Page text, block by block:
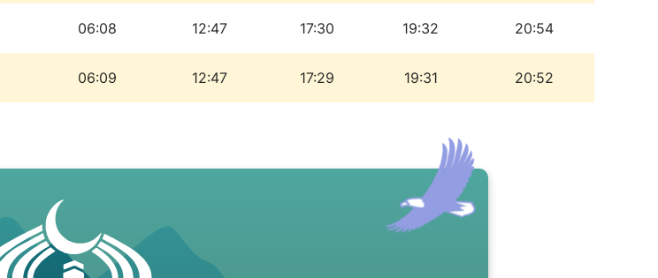
06:08 12:47 17:30 19:32 20:54
06:09 12:47 17:29 19:31 20:52